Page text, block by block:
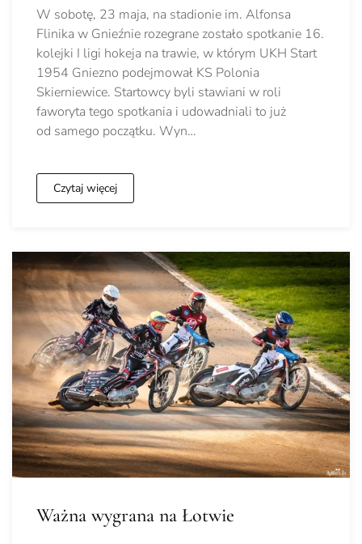
W sobotę, 23 maja, na stadionie im. Alfonsa
Flinika w Gnieźnie rozegrane zostało spotkanie 16.
kolejki I ligi hokeja na trawie, w którym UKH Start
1954 Gniezno podejmował KS Polonia
Skierniewice. Startowcy byli stawiani w roli
faworyta tego spotkania i udowadniali to już
od samego początku. Wyn…
Czytaj więcej
Ważna wygrana na Łotwie